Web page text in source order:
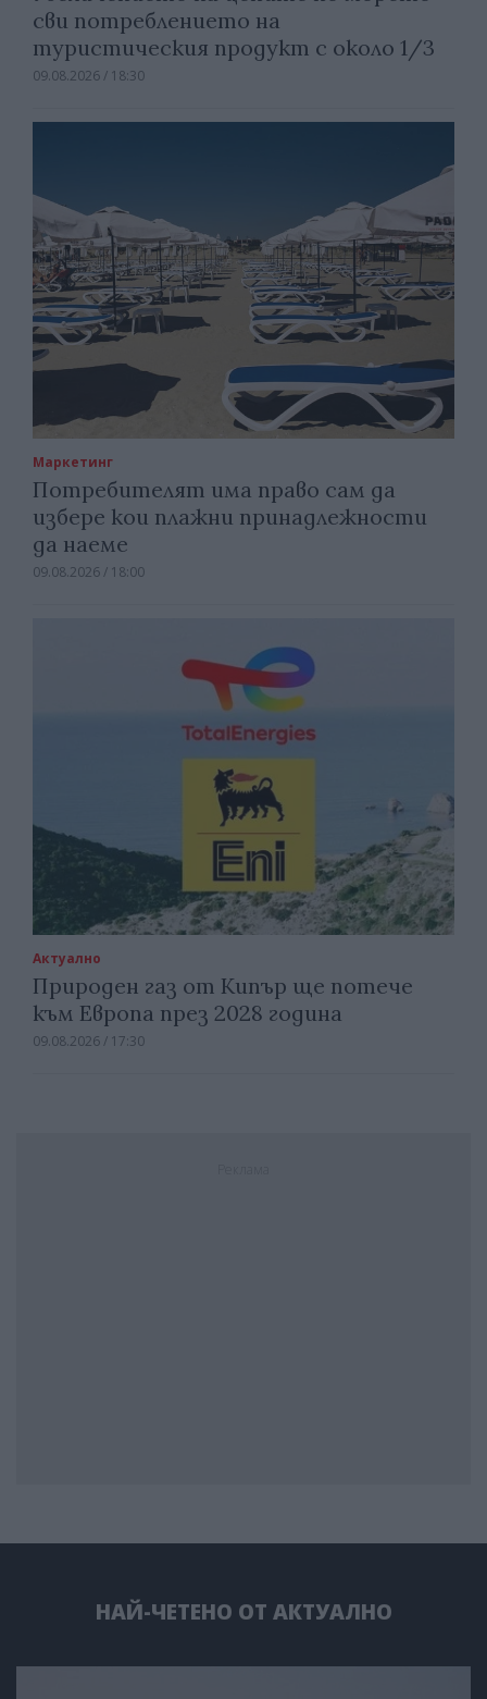
сви потреблението на
туристическия продукт с около 1/3
09.08.2026 / 18:30
Маркетинг
Потребителят има право сам да
избере кои плажни принадлежности
да наеме
09.08.2026 / 18:00
Актуално
Природен газ от Кипър ще потече
към Европа през 2028 година
09.08.2026 / 17:30
НАЙ-ЧЕТЕНО ОТ АКТУАЛНО